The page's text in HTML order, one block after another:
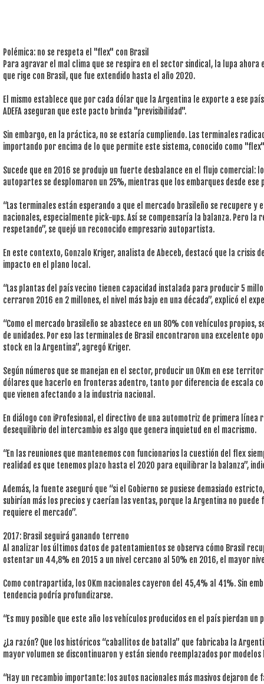
Polémica: no se respeta el "flex" con Brasil
Para agravar el mal clima que se respira en el sector sindical, la lupa
que rige con Brasil, que fue extendido hasta el año 2020.
El mismo establece que por cada dólar que la Argentina le exporte a ese
ADEFA aseguran que este pacto brinda "previsibilidad".
Sin embargo, en la práctica, no se estaría cumpliendo. Las terminales
importando por encima de lo que permite este sistema, conocido como
Sucede que en 2016 se produjo un fuerte desbalance en el flujo comercial:
autopartes se desplomaron un 25%, mientras que los embarques desde
“Las terminales están esperando a que el mercado brasileño se recupere y
nacionales, especialmente pick-ups. Así se compensaría la balanza. Pero la
respetando”, se quejó un reconocido empresario autopartista.
En este contexto, Gonzalo Kriger, analista de Abeceb, destacó que la crisis
impacto en el plano local.
“Las plantas del país vecino tienen capacidad instalada para producir 5
cerraron 2016 en 2 millones, el nivel más bajo en una década”, explicó el
“Como el mercado brasileño se abastece en un 80% con vehículos
de unidades. Por eso las terminales de Brasil encontraron una excelente
stock en la Argentina”, agregó Kriger.
Según números que se manejan en el sector, producir un 0Km en ese
dólares que hacerlo en fronteras adentro, tanto por diferencia de escala
que vienen afectando a la industria nacional.
En diálogo con iProfesional, el directivo de una automotriz de primera
desequilibrio del intercambio es algo que genera inquietud en el macrismo.
“En las reuniones que mantenemos con funcionarios la cuestión del flex
realidad es que tenemos plazo hasta el 2020 para equilibrar la balanza”,
Además, la fuente aseguró que “si el Gobierno se pusiese demasiado
subirían más los precios y caerían las ventas, porque la Argentina no
requiere el mercado”.
2017: Brasil seguirá ganando terreno
Al analizar los últimos datos de patentamientos se observa cómo Brasil
ostentar un 44,8% en 2015 a un nivel cercano al 50% en 2016, el mayor
Como contrapartida, los 0Km nacionales cayeron del 45,4% al 41%. Sin
tendencia podría profundizarse.
“Es muy posible que este año los vehículos producidos en el país pierdan un
¿La razón? Que los históricos “caballitos de batalla” que fabricaba la
mayor volumen se discontinuaron y están siendo reemplazados por modelos
“Hay un recambio importante: los autos nacionales más masivos dejaron de